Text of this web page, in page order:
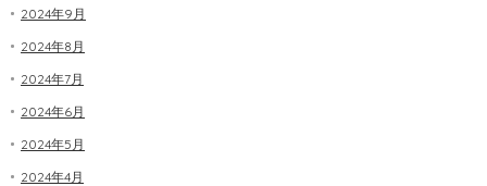
2024年9月
2024年8月
2024年7月
2024年6月
2024年5月
2024年4月